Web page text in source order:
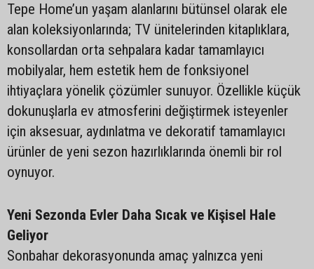
Tepe Home’un yaşam alanlarını bütünsel olarak ele
alan koleksiyonlarında; TV ünitelerinden kitaplıklara,
konsollardan orta sehpalara kadar tamamlayıcı
mobilyalar, hem estetik hem de fonksiyonel
ihtiyaçlara yönelik çözümler sunuyor. Özellikle küçük
dokunuşlarla ev atmosferini değiştirmek isteyenler
için aksesuar, aydınlatma ve dekoratif tamamlayıcı
ürünler de yeni sezon hazırlıklarında önemli bir rol
oynuyor.
Yeni Sezonda Evler Daha Sıcak ve Kişisel Hale
Geliyor
Sonbahar dekorasyonunda amaç yalnızca yeni